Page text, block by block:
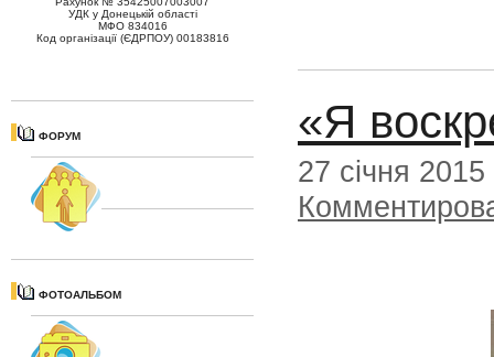
УДК у Донецькій області
МФО 834016
Код організації (ЄДРПОУ) 00183816
ФОРУМ
ФОТОАЛЬБОМ
«Я
27 січня 2015